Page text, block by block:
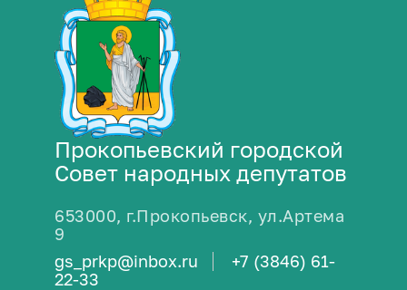
Прокопьевский городской
Совет народных депутатов
653000, г.Прокопьевск, ул.Артема
9
gs_prkp@inbox.ru
+7 (3846) 61-
22-33